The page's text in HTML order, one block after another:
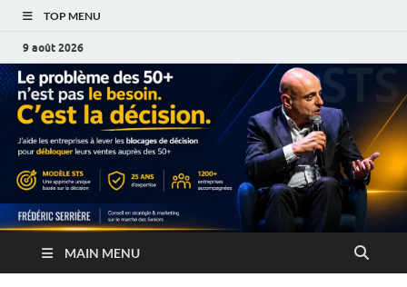
TOP MENU
9 août 2026
MAIN MENU